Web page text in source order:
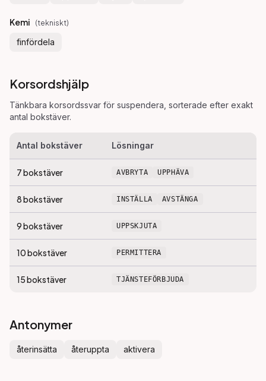
Kemi (tekniskt)
finfördela
Korsordshjälp
Tänkbara korsordssvar för suspendera , sorterade efter exakt
antal bokstäver.
Antal bokstäver Lösningar
7bokstäver AVBRYTA UPPHÄVA
8bokstäver INSTÄLLA AVSTÄNGA
9bokstäver UPPSKJUTA
10bokstäver PERMITTERA
15bokstäver TJÄNSTEFÖRBJUDA
Antonymer
återinsätta återuppta aktivera